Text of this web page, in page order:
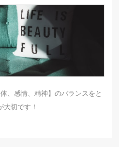
、感情、精神】のバランスをと
大切です！